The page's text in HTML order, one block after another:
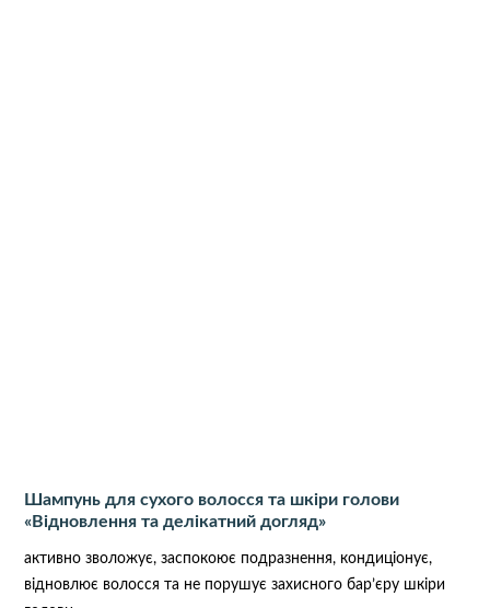
Шампунь для сухого волосся та шкіри голови
«Відновлення та делікатний догляд»
активно зволожує, заспокоює подразнення, кондиціонує,
відновлює волосся та не порушує захисного бар’єру шкіри